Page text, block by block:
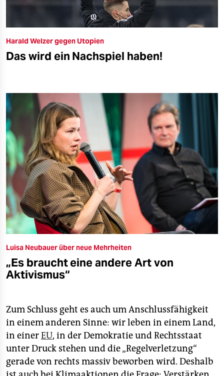
Harald Welzer gegen Utopien
Das wird ein Nachspiel haben!
Luisa Neubauer über neue Mehrheiten
„Es braucht eine andere Art von
Aktivismus“
Zum Schluss geht es auch um Anschlussfähigkeit
in einem anderen Sinne: wir leben in einem Land,
in einerEU, in der Demokratie und Rechtsstaat
unter Druck stehen und die „Regelverletzung“
gerade von rechts massiv beworben wird. Deshalb